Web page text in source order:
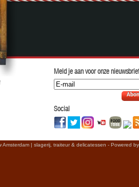
Meld je aan voor onze
Social
| slagerij, traiteur & delicatessen - Powered